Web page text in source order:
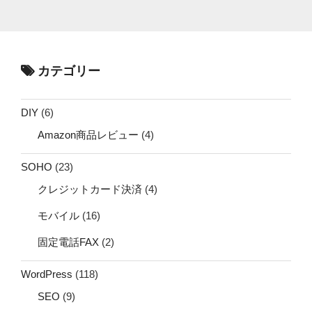
カテゴリー
DIY (6)
Amazon商品レビュー (4)
SOHO (23)
クレジットカード決済 (4)
モバイル (16)
固定電話FAX (2)
WordPress (118)
SEO (9)